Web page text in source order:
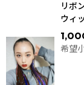
リボ
ウィ
希望